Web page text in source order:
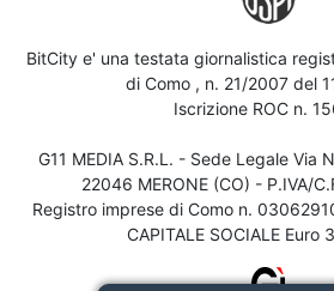
BitCity e' una testata giornalistica
di Como , n. 21/2007 del
Iscrizione ROC n.
G11 MEDIA S.R.L. - Sede Legale Via
22046 MERONE (CO) - P.IVA/
Registro imprese di Como n.
CAPITALE SOCIALE Euro